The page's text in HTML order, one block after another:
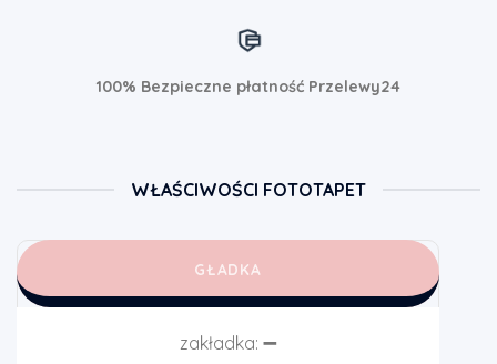
100% Bezpieczne płatność Przelewy24
WŁAŚCIWOŚCI FOTOTAPET
GŁADKA
zakładka: ➖